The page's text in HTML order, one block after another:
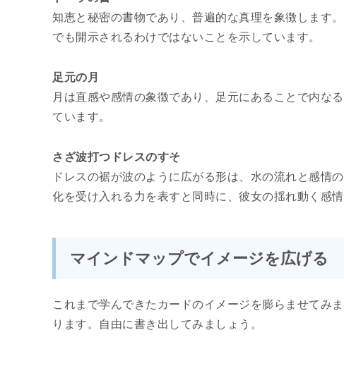
知恵と秘密の書物であり、普遍的な真理を象徴します
でも開示されるわけではないことを示しています。
足元の月
月は直感や感情の象徴であり、足元にあることで内な
ています。
さざ波打つドレスのすそ
ドレスの裾が波のように広がる形は、水の流れと感情
化を受け入れる力を表すと同時に、彼女の揺れ動く感情
マインドマップでイメージを広げる
これまで学んできたカードのイメージを膨らませて
ります。自由に書き出してみましょう。